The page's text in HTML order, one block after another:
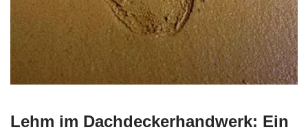
Lehm im Dachdeckerhandwerk: Ein